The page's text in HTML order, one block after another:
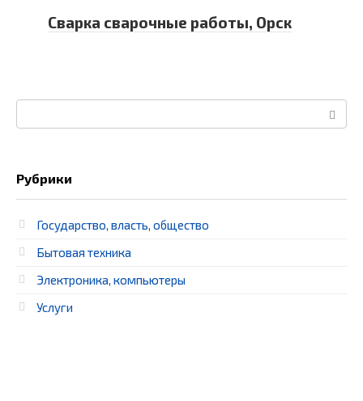
Сварка сварочные работы, Орск
Рубрики
Государство, власть, общество
Бытовая техника
Электроника, компьютеры
Услуги